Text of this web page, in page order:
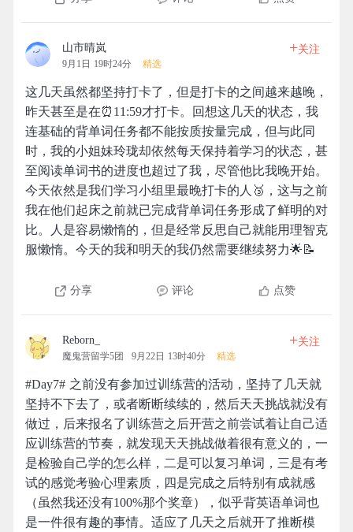
山市晴岚
9月1日 19时24分 精选
+关注
这几天虽然都坚持打卡了，但是打卡的之间越来越晚，
昨天甚至是在⏰11:59才打卡。回想这几天的状态，我
连基础的背单词任务都不能按质按量完成，但与此同
时，我的小姐妹玲珑却依然每天保持着学习的状态，甚
至阅读单词书的进度也超过了我，尽管他比我晚开始。
今天依然是我们学习小组里最晚打卡的人🥉，这与之前
我在他们起床之前就已完成背单词任务形成了鲜明的对
比。人是容易懒惰的，但是经常反思自己就能用理智克
服懒惰。今天的我和明天的我仍然需要继续努力🌟📝
分享 评论 点赞
Reborn_
魔鬼营留学5团 9月22日 13时40分 精选
+关注
#Day7# 之前没有参加过训练营的活动，坚持了几天就
坚持不下去了，或者断断续续的，然后天天挑战就没有
做过，后来报名了训练营之后开营之前尝试着让自己适
应训练营的节奏，就发现天天挑战做着很有意义的，一
是检验自己学的怎么样，二是可以复习单词，三是有考
试的感觉考验心理素质，四是完成之后特别有成就感
（虽然我还没有100%那个奖章），似乎背英语单词也
是一件很有趣的事情。适应了几天之后就开了推断模